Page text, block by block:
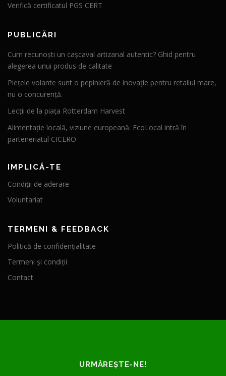
Verifică certificatul PGS CERT
PUBLICĂRI
Cum recunoști un cașcaval artizanal autentic? Ghid pentru
alegerea unui produs de calitate
Piețele volante sunt o pepinieră de inovație pentru retailul mare,
nu o concurență.
Lecții de la piața Rotterdam Harvest
Alimentație locală, viziune europeană: EcoLocal intră în
parteneriatul CICERO
IMPLICĂ-TE
Condiții de aderare
Voluntariat
TERMENI & FEEDBACK
Politică de confidențialitate
Termeni și condiții
Contact
URMĂREȘTE-NE!